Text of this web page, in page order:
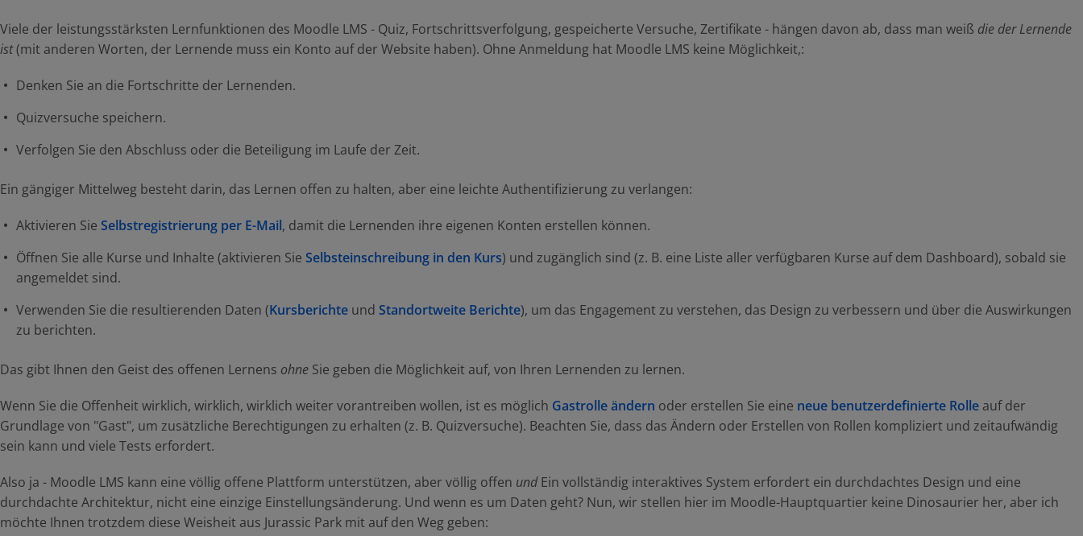
Viele der leistungsstärksten Lernfunktionen des Moodle LMS - Quiz, Fortschrittsverfolgung, gespeicherte Versuche, Zertifikate - hängen davon ab, dass man weiß die der Lernende
ist(mit anderen Worten, der Lernende muss ein Konto auf der Website haben). Ohne Anmeldung hat Moodle LMS keine Möglichkeit,:
Denken Sie an die Fortschritte der Lernenden.
Quizversuche speichern.
Verfolgen Sie den Abschluss oder die Beteiligung im Laufe der Zeit.
Ein gängiger Mittelweg besteht darin, das Lernen offen zu halten, aber eine leichte Authentifizierung zu verlangen:
Aktivieren Sie Selbstregistrierung per E-Mail, damit die Lernenden ihre eigenen Konten erstellen können.
Öffnen Sie alle Kurse und Inhalte (aktivieren Sie Selbsteinschreibung in den Kurs) und zugänglich sind (z. B. eine Liste aller verfügbaren Kurse auf dem Dashboard), sobald sie
angemeldet sind.
Verwenden Sie die resultierenden Daten (Kursberichte und Standortweite Berichte), um das Engagement zu verstehen, das Design zu verbessern und über die Auswirkungen
zu berichten.
Das gibt Ihnen den Geist des offenen Lernens ohne Sie geben die Möglichkeit auf, von Ihren Lernenden zu lernen.
Wenn Sie die Offenheit wirklich, wirklich, wirklich weiter vorantreiben wollen, ist es möglich Gastrolle ändern oder erstellen Sie eine neue benutzerdefinierte Rolle auf der
Grundlage von "Gast", um zusätzliche Berechtigungen zu erhalten (z. B. Quizversuche). Beachten Sie, dass das Ändern oder Erstellen von Rollen kompliziert und zeitaufwändig
sein kann und viele Tests erfordert.
Also ja - Moodle LMS kann eine völlig offene Plattform unterstützen, aber völlig offen undEin vollständig interaktives System erfordert ein durchdachtes Design und eine
durchdachte Architektur, nicht eine einzige Einstellungsänderung. Und wenn es um Daten geht? Nun, wir stellen hier im Moodle-Hauptquartier keine Dinosaurier her, aber ich
möchte Ihnen trotzdem diese Weisheit aus Jurassic Park mit auf den Weg geben: